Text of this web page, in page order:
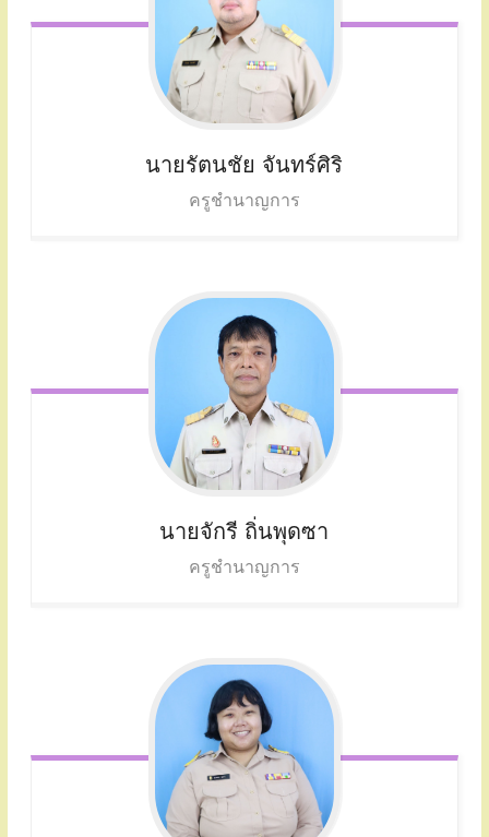
นายรัตนชัย จันทร์ศิริ
ครูชำนาญการ
นายจักรี ถิ่นพุดซา
ครูชำนาญการ